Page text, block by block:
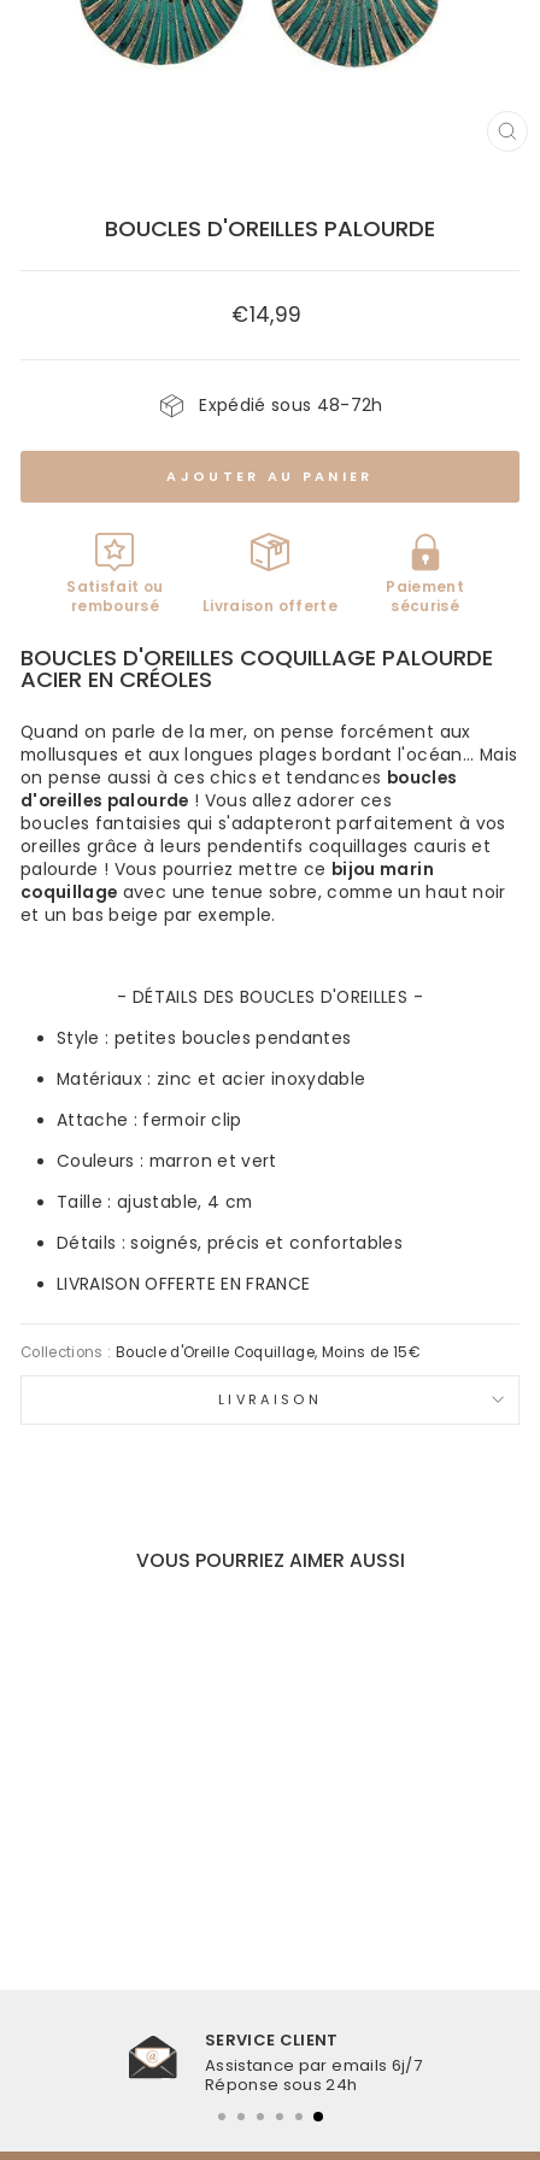
BOUCLES D'OREILLES PALOURDE
Prix
€14,99
Expédié sous 48-72h
AJOUTER AU PANIER
Satisfait ou
remboursé
Livraison offerte
Paiement
sécurisé
BOUCLES D'OREILLES COQUILLAGE PALOURDE
ACIER EN CRÉOLES
Quand on parle de la mer, on pense forcément aux
mollusques et aux longues plages bordant l'océan... Mais
on pense aussi à ces chics et tendances boucles
d'oreilles palourde ! Vous allez adorer ces
boucles fantaisies qui s'adapteront parfaitement à vos
oreilles grâce à leurs pendentifs coquillages cauris et
palourde ! Vous pourriez mettre ce bijou marin
coquillage avec une tenue sobre, comme un haut noir
et un bas beige par exemple.
- DÉTAILS DES BOUCLES D'OREILLES -
Style : petites boucles pendantes
Matériaux : zinc et acier inoxydable
Attache : fermoir clip
Couleurs : marron et vert
Taille : ajustable, 4 cm
Détails : soignés, précis et confortables
LIVRAISON OFFERTE EN FRANCE
Collections : Boucle d'Oreille Coquillage, Moins de 15€
LIVRAISON
VOUS POURRIEZ AIMER AUSSI
SERVICE CLIENT
Assistance par emails 6j/7
Réponse sous 24h